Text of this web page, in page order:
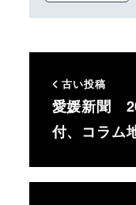
古い投稿
愛媛新聞
付、コラム